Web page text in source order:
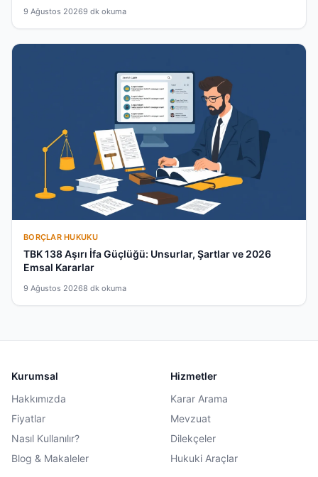
9 Ağustos 20269 dk okuma
BORÇLAR HUKUKU
TBK 138 Aşırı İfa Güçlüğü: Unsurlar, Şartlar ve 2026
Emsal Kararlar
9 Ağustos 20268 dk okuma
Kurumsal
Hakkımızda
Fiyatlar
Nasıl Kullanılır?
Blog & Makaleler
Hizmetler
Karar Arama
Mevzuat
Dilekçeler
Hukuki Araçlar